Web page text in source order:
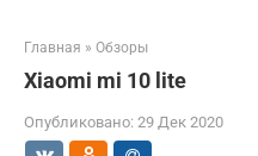
Главная » Обзоры
Xiaomi mi 10 lite
Опубликовано: 29 Дек 2020